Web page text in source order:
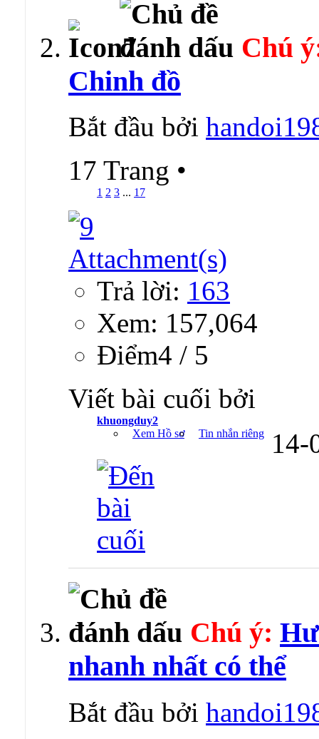
Chú
Chinh đồ
Bắt đầu bởi
17 Trang •
1 2 3 ... 17
Trả lời: 163
Xem: 157,064
Ðiểm4 / 5
Viết bài cuối bởi
khuongduy2
Xem Hồ sơ
Tin nhắn riêng
Chú ý:
nhanh nhất có thể
Bắt đầu bởi